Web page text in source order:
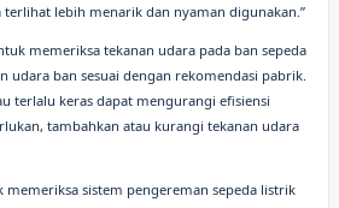
terlihat lebih menarik dan nyaman digunakan.”
memeriksa tekanan udara pada ban sepeda
udara ban sesuai dengan rekomendasi pabrik.
terlalu keras dapat mengurangi efisiensi
tambahkan atau kurangi tekanan udara
memeriksa sistem pengereman sepeda listrik